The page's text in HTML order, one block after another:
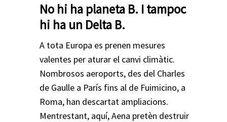
No hi ha planeta B. I tampoc
hi ha un Delta B.
A tota Europa es prenen mesures
valentes per aturar el canvi climàtic.
Nombrosos aeroports, des del Charles
de Gaulle a París fins al de Fuimicino, a
Roma, han descartat ampliacions.
Mentrestant, aquí, Aena pretèn destruir